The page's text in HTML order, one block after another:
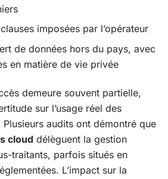
imposées par l’opérateur
de données hors du pays, avec
en matière de vie privée
demeure souvent partielle,
sur l’usage réel des
audits ont démontré que
cloud délèguent la gestion
traitants, parfois situés en
L’impact sur la